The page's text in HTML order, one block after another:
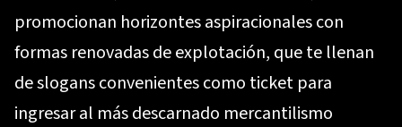
promocionan horizontes aspiracionales con
formas renovadas de explotación, que te llenan
de slogans convenientes como ticket para
ingresar al más descarnado mercantilismo